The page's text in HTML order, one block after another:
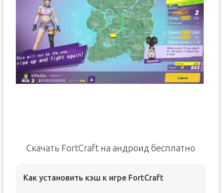
Скачать FortCraft на андроид бесплатно
Как установить кэш к игре FortCraft